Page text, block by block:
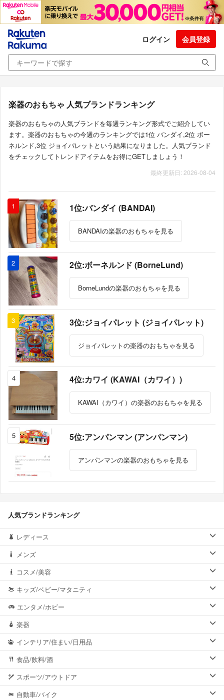
ログイン 会員登録
楽器のおもちゃ 人気ブランドランキング
楽器のおもちゃの人気ブランドを毎週ランキング形式でご紹介してい
ます。楽器のおもちゃの今週のランキングでは1位 バンダイ,2位 ボー
ネルンド,3位 ジョイパレットという結果になりました。人気ブランド
をチェックしてトレンドアイテムをお得にGETしましょう！
最終更新日: 2026-08-04
1 1位:バンダイ (BANDAI)
BANDAIの楽器のおもちゃを見る
2 2位:ボーネルンド (BorneLund)
BorneLundの楽器のおもちゃを見る
3 3位:ジョイパレット (ジョイパレット)
ジョイパレットの楽器のおもちゃを見る
4 4位:カワイ (KAWAI（カワイ）)
KAWAI（カワイ）の楽器のおもちゃを見る
5 5位:アンパンマン (アンパンマン)
アンパンマンの楽器のおもちゃを見る
人気ブランドランキング
レディース
メンズ
コスメ/美容
キッズ/ベビー/マタニティ
エンタメ/ホビー
楽器
インテリア/住まい/日用品
食品/飲料/酒
スポーツ/アウトドア
自動車/バイク